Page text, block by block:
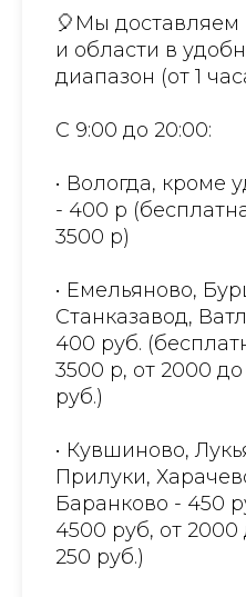
🎈Мы
и области в
диапазон (от 1
С 9:00 до 20:00:
• Вологда, кроме
- 400 р
3500 р)
• Емельяново,
Станказавод,
400 руб.
3500 р, от 2000
руб.)
• Кувшиново,
Прилуки,
Баранково - 450
4500 руб, от
250 руб.)